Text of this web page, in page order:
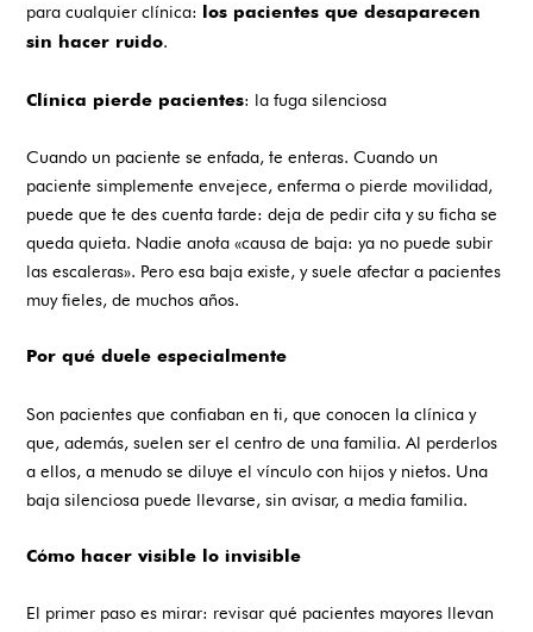
para cualquier clínica:
los pacientes que desaparecen
sin hacer ruido.
Clínica pierde pacientes: la fuga silenciosa
Cuando un paciente se enfada, te enteras. Cuando un
paciente simplemente envejece, enferma o pierde movilidad,
puede que te des cuenta tarde: deja de pedir cita y su ficha se
queda quieta. Nadie anota «causa de baja: ya no puede subir
las escaleras». Pero esa baja existe, y suele afectar a pacientes
muy fieles, de muchos años.
Por qué duele especialmente
Son pacientes que confiaban en ti, que conocen la clínica y
que, además, suelen ser el centro de una familia. Al perderlos
a ellos, a menudo se diluye el vínculo con hijos y nietos. Una
baja silenciosa puede llevarse, sin avisar, a media familia.
Cómo hacer visible lo invisible
El primer paso es mirar: revisar qué pacientes mayores llevan